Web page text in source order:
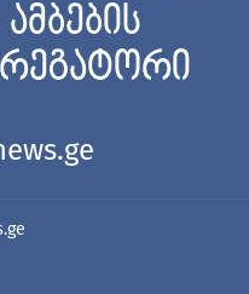
ამბების